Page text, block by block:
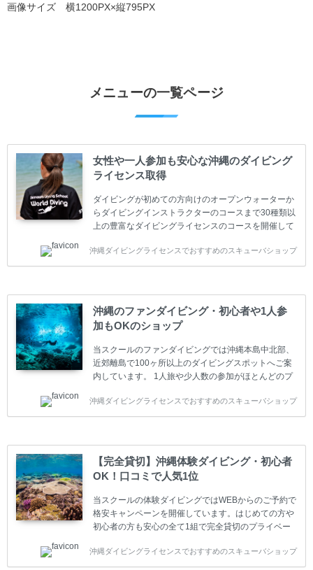
画像サイズ 横1200PX×縦795PX
メニューの一覧ページ
女性や一人参加も安心な沖縄のダイビング
ライセンス取得
ダイビングが初めての方向けのオープンウォーターか
らダイビングインストラクターのコースまで30種類以
上の豊富なダイビングライセンスのコースを開催して
(TEC)のコースもご用意しています。 当スクールを受
講するお客様は一人参加などの少人数のご参加が最も
は年間を通じてキャンペーンを行っています。 ベーシ
ックダイバー(Cカード) 1日間+eラーニング 最安値キ
ャンペーン ￥22800(税込) ￥16800(税込) 器材 / 送
迎 / 保険 / 全て込み ダイビング...
沖縄ダイビングライセンスでおすすめのスキューバショップ
沖縄のファンダイビング・初心者や1人参
加もOKのショップ
当スクールのファンダイビングでは沖縄本島中北部、
近郊離島で100ヶ所以上のダイビングスポットへご案
内しています。 1人旅や少人数の参加がほとんどのプ
の方も安心して楽しめるようにリフレッシュダイビン
グコースもご用意しています。お1人様も初心者の方
ーター様はファンダイビングの全てのコース費が
10%OFF、フル器材レンタルが50%OFFになります。
沖縄本島周辺ビーチ・ファンダイビング ￥13800(税
込)【 2ビーチ 】 ウエイト / タンク / 送迎...
沖縄ダイビングライセンスでおすすめのスキューバショップ
【完全貸切】沖縄体験ダイビング・初心者
OK！口コミで人気1位
当スクールの体験ダイビングではWEBからのご予約で
格安キャンペーンを開催しています。はじめての方や
初心者の方も安心の全て1組で完全貸切のプライベー
1人様から気軽にご参加ください。 全てのコースで高
画質の記念撮影&水中撮影付きです。初心者の方やダ
沖縄ダイビングライセンスでおすすめのスキューバショップ